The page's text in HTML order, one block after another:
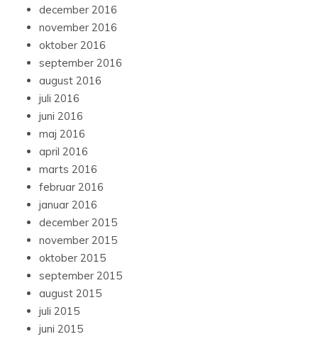
december 2016
november 2016
oktober 2016
september 2016
august 2016
juli 2016
juni 2016
maj 2016
april 2016
marts 2016
februar 2016
januar 2016
december 2015
november 2015
oktober 2015
september 2015
august 2015
juli 2015
juni 2015